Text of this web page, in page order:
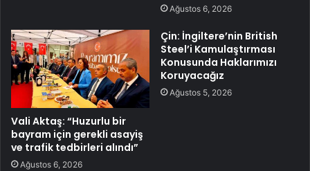
Ağustos 6, 2026
Vali Aktaş: “Huzurlu bir
bayram için gerekli asayiş
ve trafik tedbirleri alındı”
Ağustos 6, 2026
Çin: İngiltere’nin British
Steel’i Kamulaştırması
Konusunda Haklarımızı
Koruyacağız
Ağustos 5, 2026